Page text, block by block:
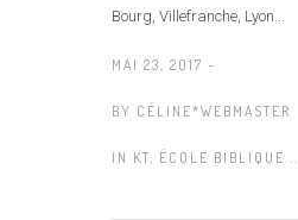
Bourg, Villefranche, Lyon...
MAI 23, 2017 -
BY CÉLINE*WEBMASTER
IN KT, ÉCOLE BIBLIQUE...